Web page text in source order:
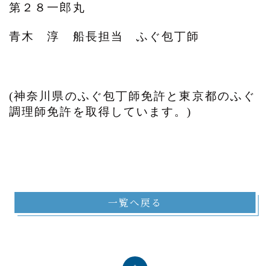
第２８一郎丸
青木 淳 船長担当 ふぐ包丁師
(神奈川県のふぐ包丁師免許と東京都のふぐ
調理師免許を取得しています。)
一覧へ戻る